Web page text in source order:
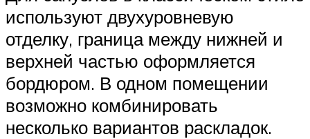
используют двухуровневую
отделку, граница между нижней и
верхней частью оформляется
бордюром. В одном помещении
возможно комбинировать
несколько вариантов раскладок.